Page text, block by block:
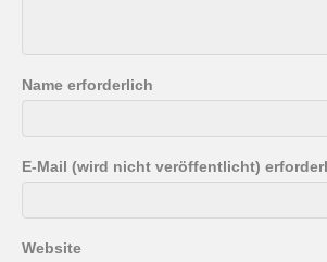
Name erforderlich
E-Mail (wird nicht veröffentlicht)
Website